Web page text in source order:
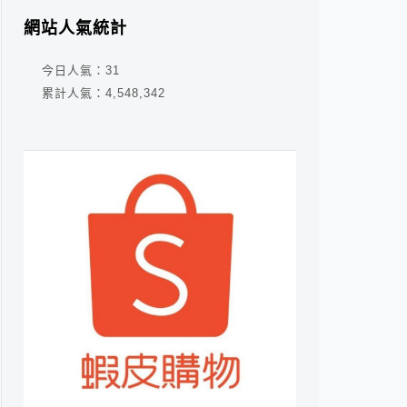
網站人氣統計
今日人氣： 31
累計人氣： 4,548,342